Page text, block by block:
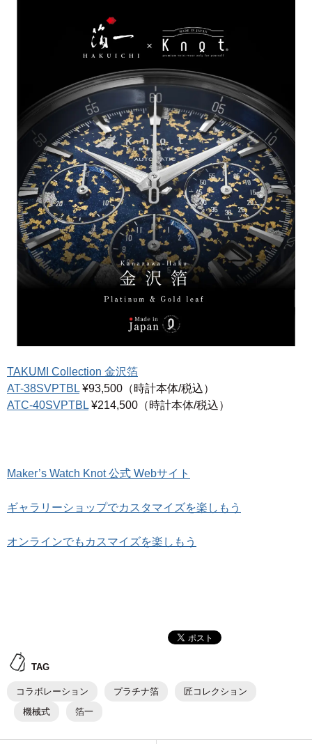
TAKUMI Collection 金沢箔
AT-38SVPTBL ¥93,500（時計本体/税込）
ATC-40SVPTBL ¥214,500（時計本体/税込）
Maker’s Watch Knot 公式 Webサイト
ギャラリーショップでカスタマイズを楽しもう
オンラインでもカスマイズを楽しもう
TAG
コラボレーション プラチナ箔
匠コレクション
機械式
箔一